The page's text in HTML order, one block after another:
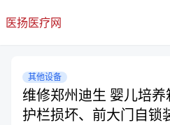
医扬医疗网
其他设备
维修郑州迪生 婴儿培
护栏损坏、前大门自锁